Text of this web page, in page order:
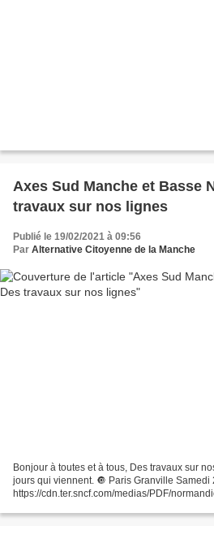
Axes Sud Manche et Basse
travaux sur nos lignes
Publié le 19/02/2021 à 09:56
Par Alternative Citoyenne de la Manche
Bonjour à toutes et à tous, Des travaux sur
jours qui viennent. 🔘 Paris Granville Samedi
https://cdn.ter.sncf.com/medias/PDF/
20%20ET%2021%20FEV_tcm71-